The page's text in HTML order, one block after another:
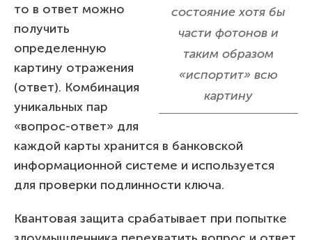
состояние хотя бы
части фотонов и
таким образом
«испортит» всю
картину
то в ответ можно
получить
определенную
картину отражения
(ответ). Комбинация
уникальных пар
«вопрос-ответ» для
каждой карты хранится в банковской
информационной системе и используется
для проверки подлинности ключа.
Квантовая защита срабатывает при попытке